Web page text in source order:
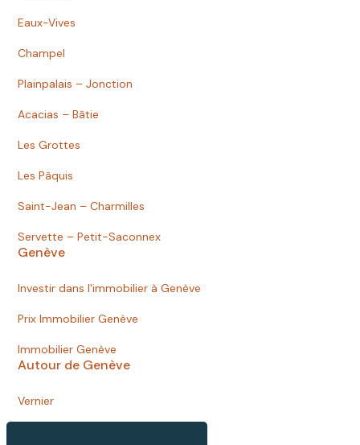
Eaux-Vives
Champel
Plainpalais – Jonction
Acacias – Bâtie
Les Grottes
Les Pâquis
Saint-Jean – Charmilles
Servette – Petit-Saconnex
Genève
Investir dans l'immobilier à Genève
Prix Immobilier Genève
Immobilier Genève
Autour de Genève
Vernier